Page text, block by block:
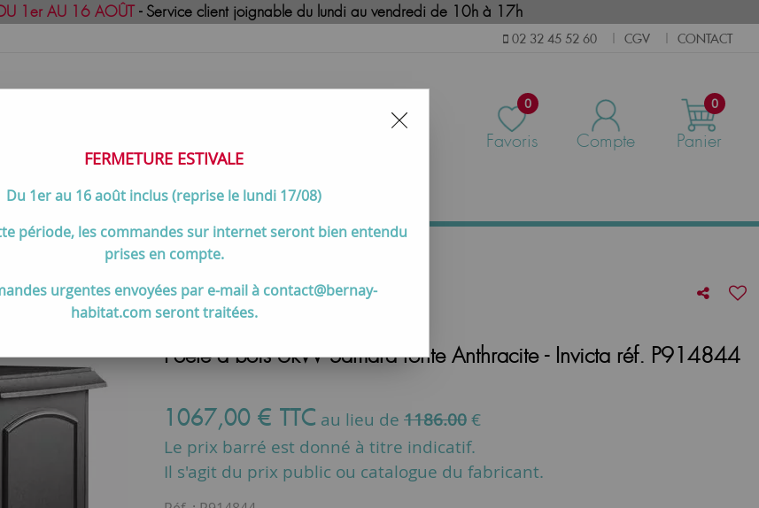
1er AU 16 AOÛT- Service client joignable du lundi au vendredi de 10h à 17h
02 32 45 52 60 CGV CONTACT
0
Favoris Compte
0
Panier
Meilleures ventes Contactez-nous
à bois 6kW Samara fonte Anthracite - Invicta réf. P914844
Poêle à bois 6kW Samara fonte Anthracite - Invicta réf. P914844
1067,00 € TTC au lieu de 1186.00€
Le prix barré est donné à titre indicatif.
Il s'agit du prix public ou catalogue du fabricant.
FERMETURE ESTIVALE
Du 1er au 16 août inclus (reprise le lundi 17/08)
période, les commandes sur internet seront bien entendu
prises en compte.
urgentes envoyées par e-mail à contact@bernay-
habitat.com seront traitées.